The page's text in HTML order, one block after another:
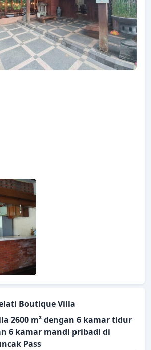
Boutique Villa
2600 m² dengan 6 kamar tidur
6 kamar mandi pribadi di
Pass